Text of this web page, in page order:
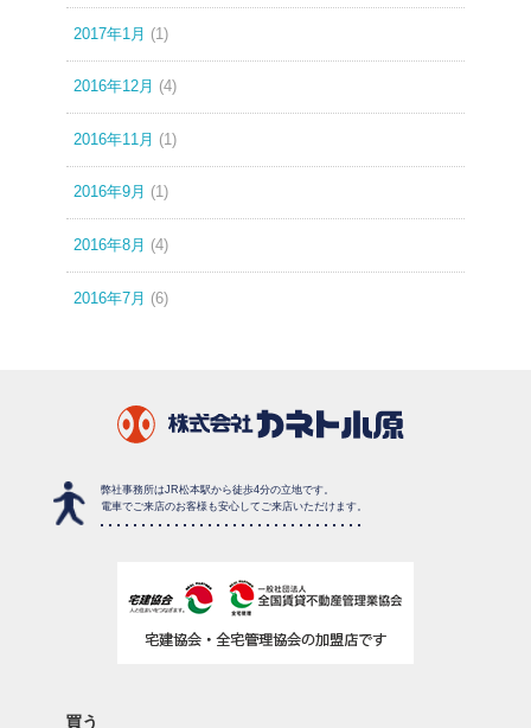
2017年1月 (1)
2016年12月 (4)
2016年11月 (1)
2016年9月 (1)
2016年8月 (4)
2016年7月 (6)
弊社事務所はJR松本駅から徒歩4分の立地です。
電車でご来店のお客様も安心してご来店いただけます。
買う